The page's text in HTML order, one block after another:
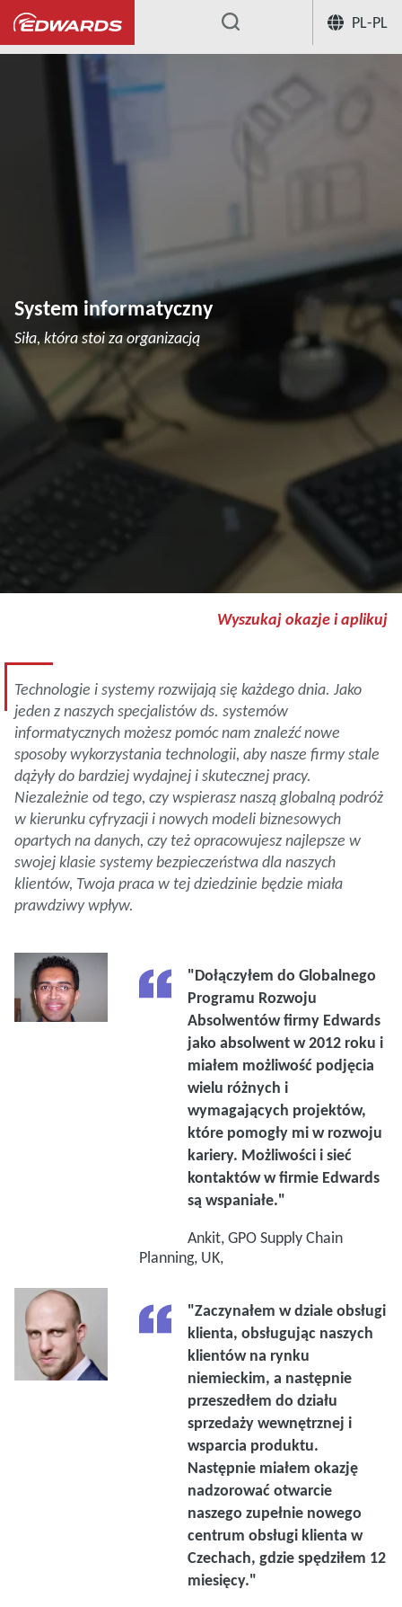
PL-PL
...
System informatyczny
Siła, która stoi za organizacją
Wyszukaj okazje i aplikuj
Technologie i systemy rozwijają się każdego dnia. Jako
jeden z naszych specjalistów ds. systemów
informatycznych możesz pomóc nam znaleźć nowe
sposoby wykorzystania technologii, aby nasze firmy stale
dążyły do bardziej wydajnej i skutecznej pracy.
Niezależnie od tego, czy wspierasz naszą globalną podróż
w kierunku cyfryzacji i nowych modeli biznesowych
opartych na danych, czy też opracowujesz najlepsze w
swojej klasie systemy bezpieczeństwa dla naszych
klientów, Twoja praca w tej dziedzinie będzie miała
prawdziwy wpływ.
"Dołączyłem do Globalnego
Programu Rozwoju
Absolwentów firmy Edwards
jako absolwent w 2012 roku i
miałem możliwość podjęcia
wielu różnych i
wymagających projektów,
które pomogły mi w rozwoju
kariery. Możliwości i sieć
kontaktów w firmie Edwards
są wspaniałe."
Ankit, GPO Supply Chain
Planning, UK,
"Zaczynałem w dziale obsługi
klienta, obsługując naszych
klientów na rynku
niemieckim, a następnie
przeszedłem do działu
sprzedaży wewnętrznej i
wsparcia produktu.
Następnie miałem okazję
nadzorować otwarcie
naszego zupełnie nowego
centrum obsługi klienta w
Czechach, gdzie spędziłem 12
miesięcy."